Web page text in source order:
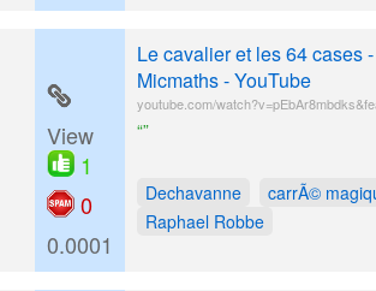
View
1
0
0.0001
Le cavalier et les 64 cases
Micmaths - YouTube
youtube.com/
“”
Dechavanne carrÃ©
Raphael Robbe